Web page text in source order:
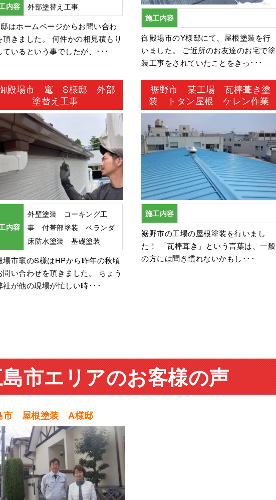
内容
外部塗替え工事
はホームページからお問い合わ
頂きました。 何件かの相見積もり
ているという事でしたが、･･･
施工内容
御殿場市のY様邸にて、屋根塗装を行
いました。 ご近所のお友達のお宅で塗
装工事をされていたことをきっ･･･
殿場市 竃 S様邸 外部
塗替え工事
内容
外壁塗装 コーキング工
事 付帯部塗装 ベランダ
床防水塗装 基礎塗装
場市竈のS様はHPから昨年の秋頃
問い合わせを頂きました。 ちょう
社が他の現場が忙しい時･･･
裾野市 某工場 瓦棒葺き塗
装 トタン屋根 ケレン作業
施工内容
裾野市の工場の屋根塗装を行いまし
た！ 「瓦棒葺き」という言葉は、一般
の方には聞き慣れないかもし･･･
市エリアのお客様の声
市 屋根塗装 A様邸